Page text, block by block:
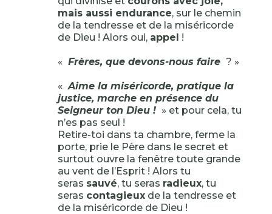
mais aussi endurance, sur le chemin
de la tendresse et de la miséricorde
de Dieu ! Alors oui, appel !
« Frères, que devons-nous faire ? »
« Aime la miséricorde, pratique la
justice, marche en présence du
Seigneur ton Dieu ! » et pour cela, tu
n’es pas seul !
Retire-toi dans ta chambre, ferme la
porte, prie le Père dans le secret et
surtout ouvre la fenêtre toute grande
au vent de l’Esprit ! Alors tu
seras sauvé, tu seras radieux, tu
seras contagieuxde la tendresse et
de la miséricorde de Dieu !